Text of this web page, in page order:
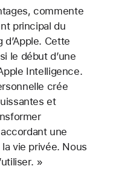
commente
principal du
Cette
le début d’une
Intelligence.
crée
et
une
vie privée. Nous
»